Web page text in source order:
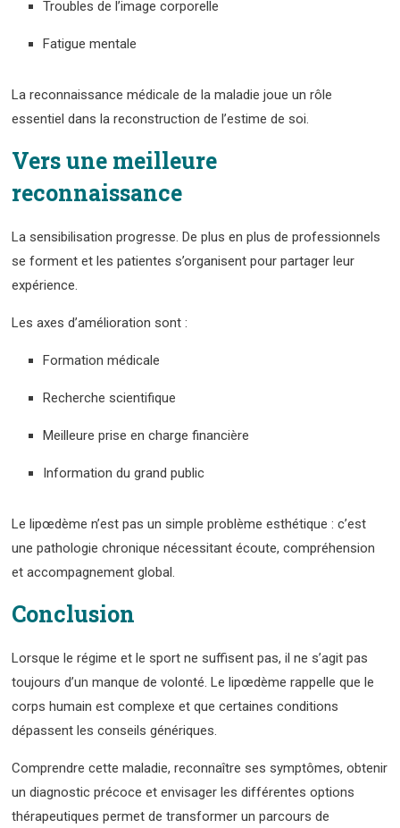
Troubles de l’image corporelle
Fatigue mentale
La reconnaissance médicale de la maladie joue un rôle
essentiel dans la reconstruction de l’estime de soi.
Vers une meilleure
reconnaissance
La sensibilisation progresse. De plus en plus de professionnels
se forment et les patientes s’organisent pour partager leur
expérience.
Les axes d’amélioration sont :
Formation médicale
Recherche scientifique
Meilleure prise en charge financière
Information du grand public
Le lipœdème n’est pas un simple problème esthétique : c’est
une pathologie chronique nécessitant écoute, compréhension
et accompagnement global.
Conclusion
Lorsque le régime et le sport ne suffisent pas, il ne s’agit pas
toujours d’un manque de volonté. Le lipœdème rappelle que le
corps humain est complexe et que certaines conditions
dépassent les conseils génériques.
Comprendre cette maladie, reconnaître ses symptômes, obtenir
un diagnostic précoce et envisager les différentes options
thérapeutiques permet de transformer un parcours de